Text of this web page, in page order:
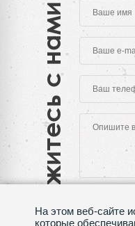
Свяжитесь с нами
На этом веб-сайте
которые